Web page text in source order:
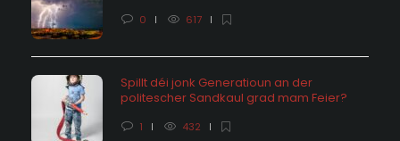
0 617
Spillt déi jonk Generatioun an der
politescher Sandkaul grad mam Feier?
1 432